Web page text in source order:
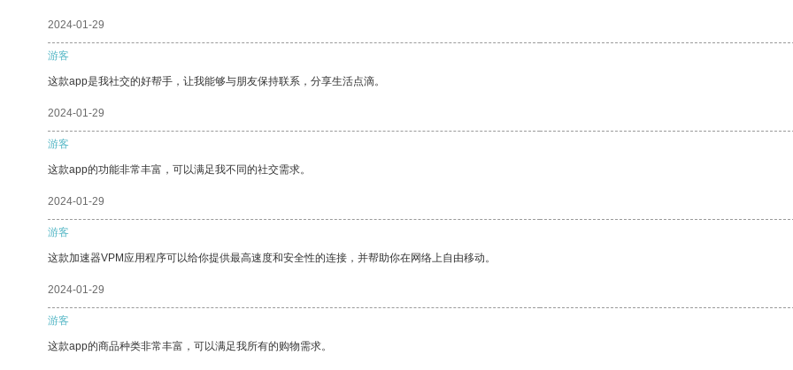
2024-01-29
游客
这款app是我社交的好帮手，让我能够与朋友保持联系，分享生活点滴。
2024-01-29
游客
这款app的功能非常丰富，可以满足我不同的社交需求。
2024-01-29
游客
这款加速器VPM应用程序可以给你提供最高速度和安全性的连接，并帮助你在网络上自由移动。
2024-01-29
游客
这款app的商品种类非常丰富，可以满足我所有的购物需求。